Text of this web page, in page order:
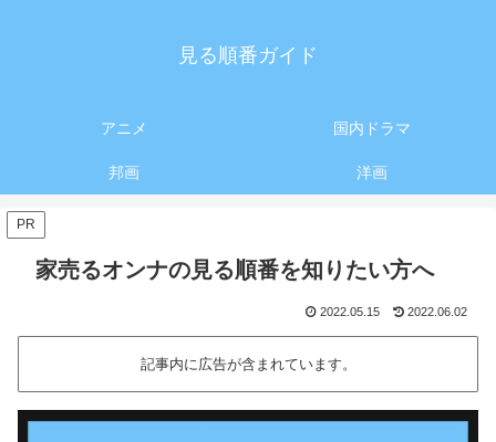
見る順番ガイド
アニメ 国内ドラマ
邦画 洋画
PR
家売るオンナの見る順番を知りたい方へ
2022.05.15 2022.06.02
記事内に広告が含まれています。